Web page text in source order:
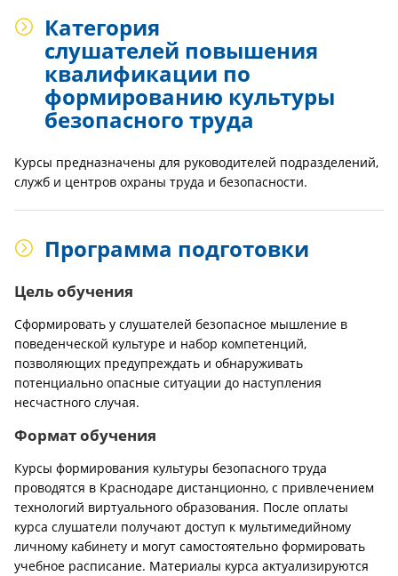
Категория
слушателей повышения
квалификации по
формированию культуры
безопасного труда
Курсы предназначены для руководителей подразделений,
служб и центров охраны труда и безопасности.
Программа подготовки
Цель обучения
Сформировать у слушателей безопасное мышление в
поведенческой культуре и набор компетенций,
позволяющих предупреждать и обнаруживать
потенциально опасные ситуации до наступления
несчастного случая.
Формат обучения
Курсы формирования культуры безопасного труда
проводятся в Краснодаре дистанционно, с привлечением
технологий виртуального образования. После оплаты
курса слушатели получают доступ к мультимедийному
личному кабинету и могут самостоятельно формировать
учебное расписание. Материалы курса актуализируются